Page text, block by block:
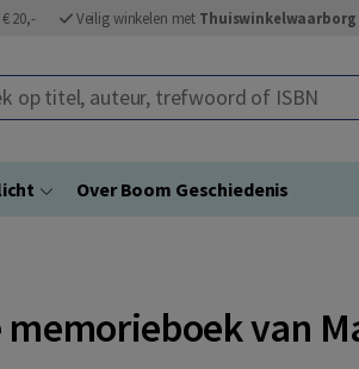
20,- Veilig winkelen met Thuiswinkelwaarborg
titel, auteur, trefwoord of ISBN
Over Boom Geschiedenis
van